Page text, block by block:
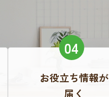
お役立ち情報が
届く